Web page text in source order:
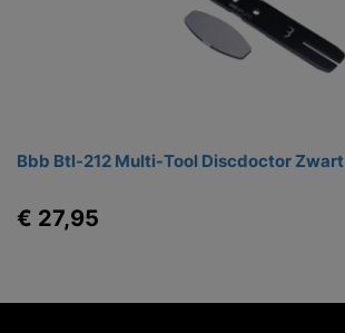
Bbb Btl-212 Multi-Tool Discdoctor Zwart
€ 27,95